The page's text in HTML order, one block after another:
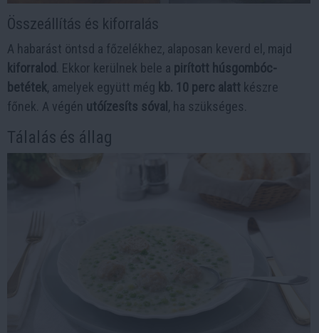
Összeállítás és kiforralás
A habarást öntsd a főzelékhez, alaposan keverd el, majd
kiforralod . Ekkor kerülnek bele a pirított húsgombóc-
betétek, amelyek együtt még kb. 10 perc alatt készre
főnek. A végén utóízesíts sóval , ha szükséges.
Tálalás és állag